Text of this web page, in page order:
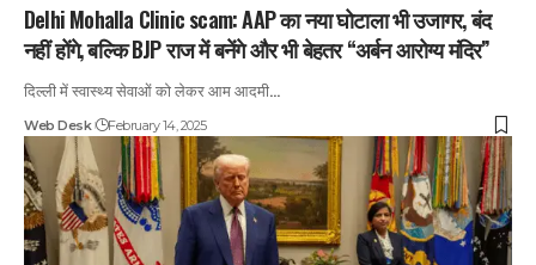
Delhi Mohalla Clinic scam: AAP का नया घोटाला भी उजागर, बंद
नहीं होंगे, बल्कि BJP राज में बनेंगे और भी बेहतर “अर्बन आरोग्य मंदिर”
दिल्ली में स्वास्थ्य सेवाओं को लेकर आम आदमी…
Web Desk February 14, 2025